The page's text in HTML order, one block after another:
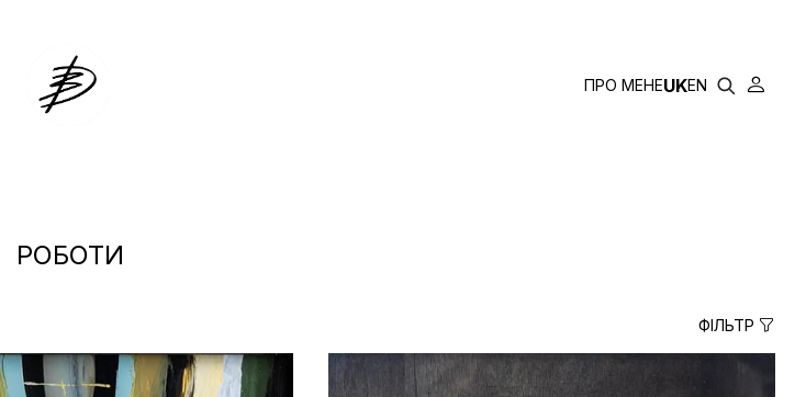
ДЗВІНКА ЗАГАЙСЬКА ПРО МЕНЕUKEN
РОБОТИ
ФІЛЬТР